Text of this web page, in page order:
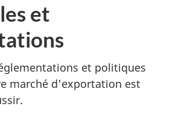
et
et politiques
marché d'exportation est